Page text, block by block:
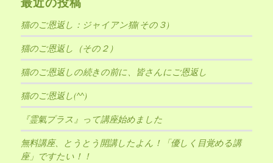
猫のご恩返し：ジャイアン猫(その３)
猫のご恩返し（その２）
猫のご恩返しの続きの前に、皆さんにご恩返し
猫のご恩返し(^^)
『霊氣プラス』って講座始めました
無料講座、とうとう開講したよん！「優しく目覚める講
座」ですたい！！